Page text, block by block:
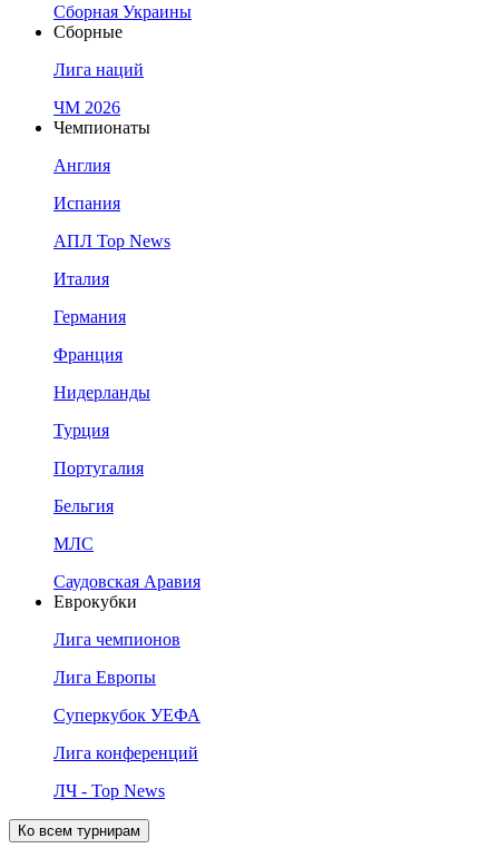
Сборная Украины
Сборные
Лига наций
ЧМ 2026
Чемпионаты
Англия
Испания
АПЛ Top News
Италия
Германия
Франция
Нидерланды
Турция
Португалия
Бельгия
МЛС
Саудовская Аравия
Еврокубки
Лига чемпионов
Лига Европы
Суперкубок УЕФА
Лига конференций
ЛЧ - Top News
Ко всем турнирам